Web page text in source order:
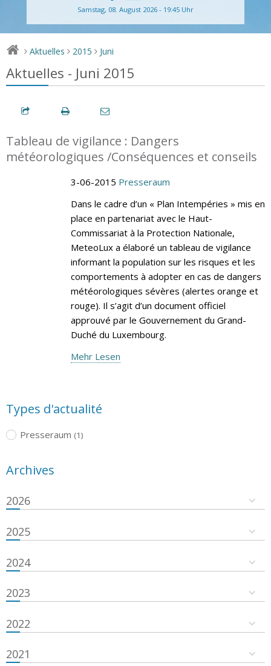
Samstag, 08. August 2026 - 19:45 Uhr
> Aktuelles > 2015 > Juni
Aktuelles - Juni 2015
Tableau de vigilance : Dangers
météorologiques /Conséquences et conseils
3-06-2015 Presseraum
Dans le cadre d’un « Plan Intempéries » mis en
place en partenariat avec le Haut-
Commissariat à la Protection Nationale,
MeteoLux a élaboré un tableau de vigilance
informant la population sur les risques et les
comportements à adopter en cas de dangers
météorologiques sévères (alertes orange et
rouge). Il s’agit d’un document officiel
approuvé par le Gouvernement du Grand-
Duché du Luxembourg.
Mehr Lesen
Types d'actualité
Presseraum (1)
Archives
2026
2025
2024
2023
2022
2021